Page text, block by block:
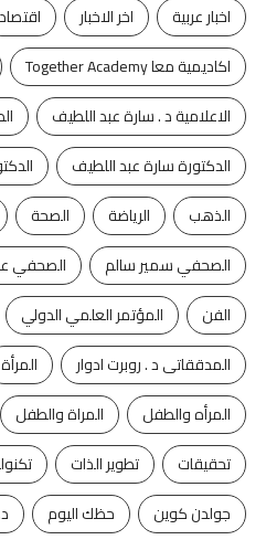
اخبار عربية
اخر الاخبار
اقتصاد
اكاديمية معا Together Academy
الاعلامية د . سارة عبد اللطيف
الدكتورة سارة عبد اللطيف
الذهب
الرياضة الصحة
الصحفي سمير سالم
الصحفي
الفن
المؤتمر العلمي الدولي
المدققاتى د . روبرت ادوار
المرأة
المرأه والطفل
المراة والطفل
تحقيقات
تطوير الذات
جولدن كوين
حظك اليوم